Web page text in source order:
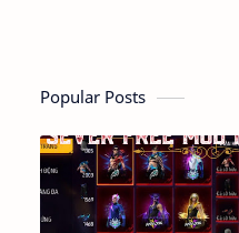
Popular Posts